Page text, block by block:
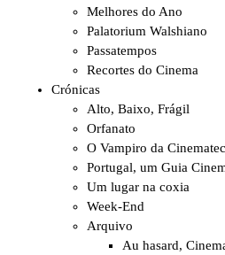
Melhores do Ano
Palatorium Walshiano
Passatempos
Recortes do Cinema
Crónicas
Alto, Baixo, Frágil
Orfanato
O Vampiro da
Portugal, um Guia
Um lugar na coxia
Week-End
Arquivo
Au hasard,